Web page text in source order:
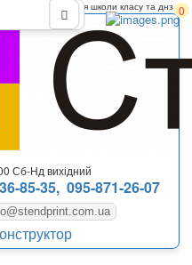
0
Сб-Нд вихідний
85-35, 095-871-26-07
для оформлення школи класу та днз